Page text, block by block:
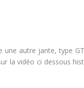
une autre jante, type
la vidéo ci dessous